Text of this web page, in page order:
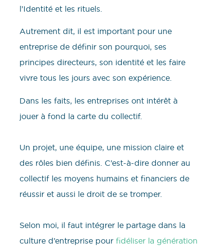
l’Identité et les rituels.
Autrement dit, il est important pour une
entreprise de définir son pourquoi, ses
principes directeurs, son identité et les faire
vivre tous les jours avec son expérience.
Dans les faits, les entreprises ont intérêt à
jouer à fond la carte du collectif.
Un projet, une équipe, une mission claire et
des rôles bien définis. C’est-à-dire donner au
collectif les moyens humains et financiers de
réussir et aussi le droit de se tromper.
Selon moi, il faut intégrer le partage dans la
culture d’entreprise pour fidéliser la génération